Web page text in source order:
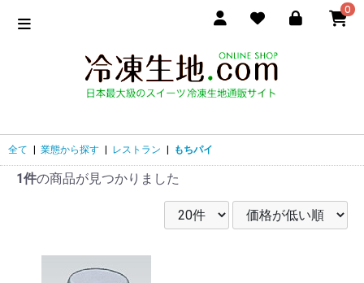
0
全て 業態から探す レストラン もちパイ
1件の商品が見つかりました